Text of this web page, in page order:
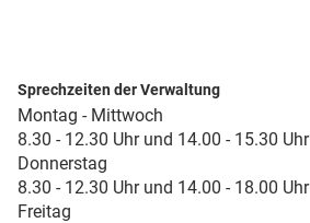
Sprechzeiten der Verwaltung
Montag - Mittwoch
8.30 - 12.30 Uhr und 14.00 - 15.30 Uhr
Donnerstag
8.30 - 12.30 Uhr und 14.00 - 18.00 Uhr
Freitag